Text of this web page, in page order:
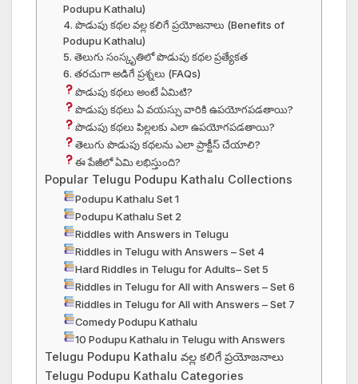
Podupu Kathalu)
4. పొడుపు కథల వల్ల కలిగే ప్రయోజనాలు (Benefits of
Podupu Kathalu)
5. తెలుగు సంస్కృతిలో పొడుపు కథల ప్రత్యేకత
6. తరచుగా అడిగే ప్రశ్నలు (FAQs)
పొడుపు కథలు అంటే ఏమిటి?
పొడుపు కథలు ఏ వయస్సు వారికి ఉపయోగపడతాయి?
పొడుపు కథలు పిల్లలకు ఎలా ఉపయోగపడతాయి?
తెలుగు పొడుపు కథలను ఎలా ప్రాక్టీస్ చేయాలి?
ఈ పేజీలో ఏమి లభిస్తుంది?
Popular Telugu Podupu Kathalu Collections
Podupu Kathalu Set 1
Podupu Kathalu Set 2
Riddles with Answers in Telugu
Riddles in Telugu with Answers – Set 4
Hard Riddles in Telugu for Adults– Set 5
Riddles in Telugu for All with Answers – Set 6
Riddles in Telugu for All with Answers – Set 7
Comedy Podupu Kathalu
10 Podupu Kathalu in Telugu with Answers
Telugu Podupu Kathalu వల్ల కలిగే ప్రయోజనాలు
Telugu Podupu Kathalu Categories